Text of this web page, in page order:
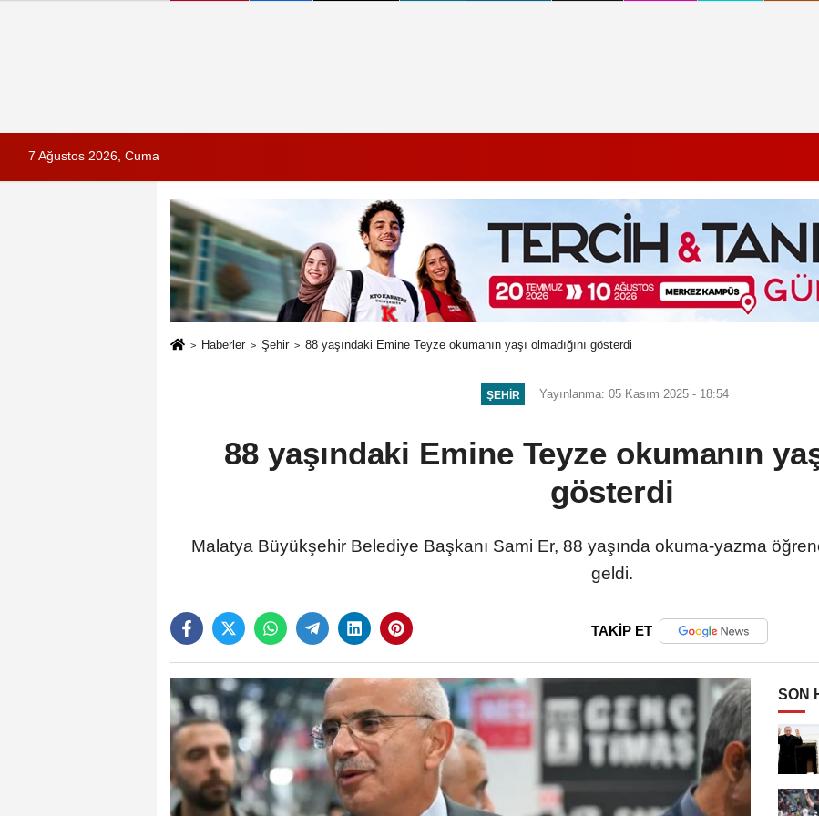
7 Ağustos 2026, Cuma
Haberler Şehir 88 yaşındaki Emine Teyze okumanın yaşı olmadığını gösterdi
ŞEHIR Yayınlanma: 05 Kasım 2025 - 18:54
88 yaşındaki Emine Teyze okumanın
gösterdi
Malatya Büyükşehir Belediye Başkanı Sami Er, 88 yaşında okuma-yazma
geldi.
TAKİP ET
SON